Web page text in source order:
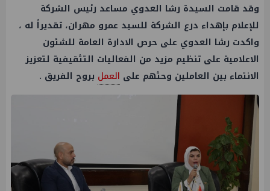
وقد قامت السيدة رشا العدوي مساعد رئيس الشركة
للإعلام بإهداء درع الشركة للسيد عمرو مهران، تقديراً له ،
واكدت رشا العدوي على حرص الادارة العامة للشئون
الاعلامية على تنظيم مزيد من الفعاليات التثقيفية لتعزيز
الانتماء بين العاملين وحثهم على العمل بروح الفريق .